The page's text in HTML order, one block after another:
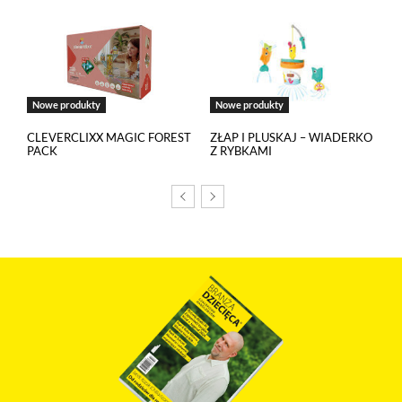
Nowe produkty
CLEVERCLIXX MAGIC FOREST
PACK
Nowe produkty
ZŁAP I PLUSKAJ – WIADERKO
Z RYBKAMI
z klientami. Salesflare używa plików cookies, aby
automatycznie gromadzić informacje na temat Twojej
interakcji z naszą stroną oraz z naszym zespołem sprzedaży.
Dane te pomagają nam lepiej rozumieć naszych klientów
i dostosowywać nasze działania do Twoich potrzeb. Jeżeli
sobie tego nie życzysz, możesz wyłączyć pliki cookies
związane z Salesflare.
Na tej stronie osadzane są multimedia z serwisów YouTube
od ich dostawców. Dostawcy mogą uzyskiwać dostęp
do informacji gromadzonych w plikach cookies. Możesz
wyłączyć pliki cookies związane z odtwarzaczami, ale wtedy
nie będziesz w stanie obejrzeć treści osadzonych w formie